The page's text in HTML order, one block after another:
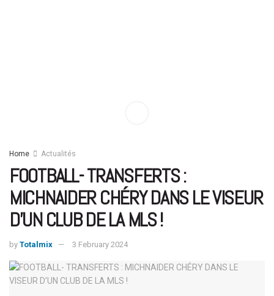
Home Actualités
FOOTBALL- TRANSFERTS :
MICHNAIDER CHÉRY DANS LE VISEUR
D’UN CLUB DE LA MLS !
by Totalmix 3 February 2024